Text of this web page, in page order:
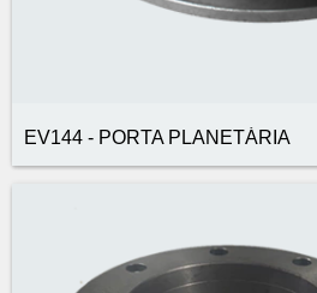
EV144 - PORTA PLANETÁRIA